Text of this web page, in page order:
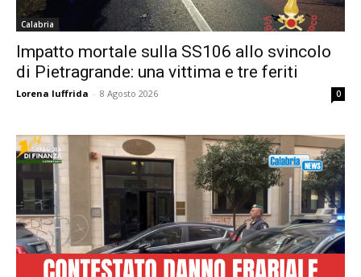
Calabria
Impatto mortale sulla SS106 allo svincolo
di Pietragrande: una vittima e tre feriti
Lorena Iuffrida - 8 Agosto 2026 0